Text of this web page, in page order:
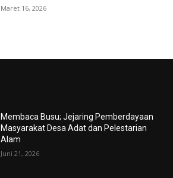
Maret 16, 2026
Membaca Busu; Jejaring Pemberdayaan
Masyarakat Desa Adat dan Pelestarian
Alam
Juni 21, 2026